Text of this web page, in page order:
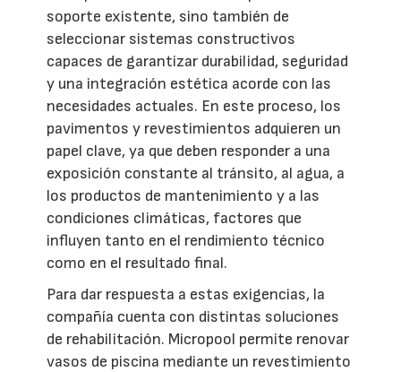
soporte existente, sino también de
seleccionar sistemas constructivos
capaces de garantizar durabilidad, seguridad
y una integración estética acorde con las
necesidades actuales. En este proceso, los
pavimentos y revestimientos adquieren un
papel clave, ya que deben responder a una
exposición constante al tránsito, al agua, a
los productos de mantenimiento y a las
condiciones climáticas, factores que
influyen tanto en el rendimiento técnico
como en el resultado final.
Para dar respuesta a estas exigencias, la
compañía cuenta con distintas soluciones
de rehabilitación. Micropool permite renovar
vasos de piscina mediante un revestimiento